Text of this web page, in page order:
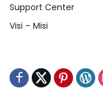
Support Center
Visi – Misi